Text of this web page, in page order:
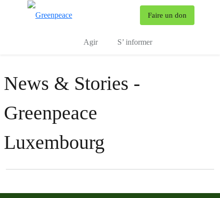
Faire un don
Agir S’ informer
News & Stories -
Greenpeace
Luxembourg
Filter posts